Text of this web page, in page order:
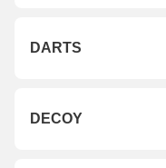
DARTS
DECOY